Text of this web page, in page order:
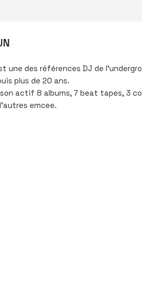
une des références DJ de
plus de 20 ans.
actif 8 albums, 7 beat tapes, 3
emcee.